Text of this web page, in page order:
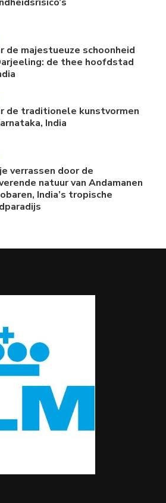
de majestueuze schoonheid
de thee hoofdstad
de traditionele kunstvormen
India
verrassen door de
natuur van Andamanen
India’s tropische